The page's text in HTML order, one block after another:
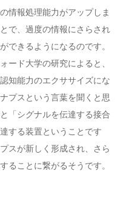
情報処理能力がアップしま
で、過度の情報にさらされ
できるようになるのです。
ード大学の研究によると、
知能力のエクササイズにな
プスという言葉を聞くと思
「シグナルを伝達する接合
する装置ということです
スが新しく形成され、さら
ることに繋がるそうです。